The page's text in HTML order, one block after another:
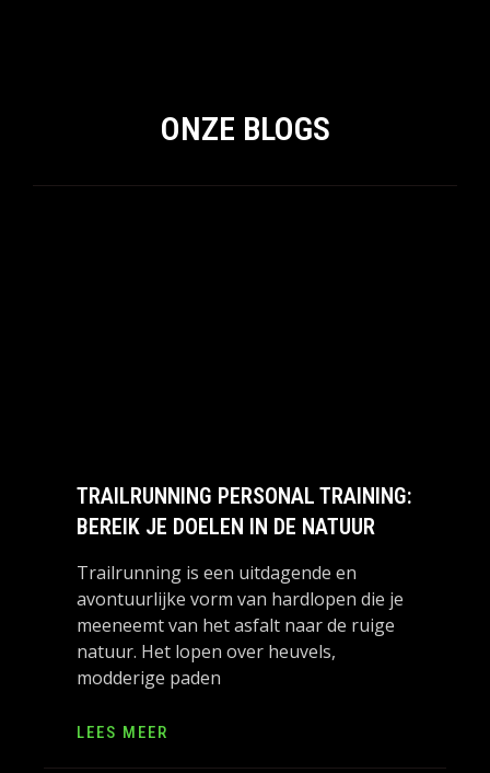
ONZE BLOGS
TRAILRUNNING PERSONAL TRAINING:
BEREIK JE DOELEN IN DE NATUUR
Trailrunning is een uitdagende en
avontuurlijke vorm van hardlopen die je
meeneemt van het asfalt naar de ruige
natuur. Het lopen over heuvels,
modderige paden
LEES MEER